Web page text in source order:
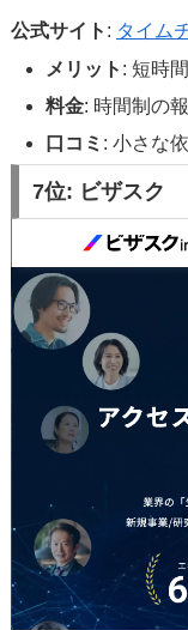
公式サイト : タイム
メリット : 短時
料金: 時間制の
口コミ : 小さな
7位: ビザスク